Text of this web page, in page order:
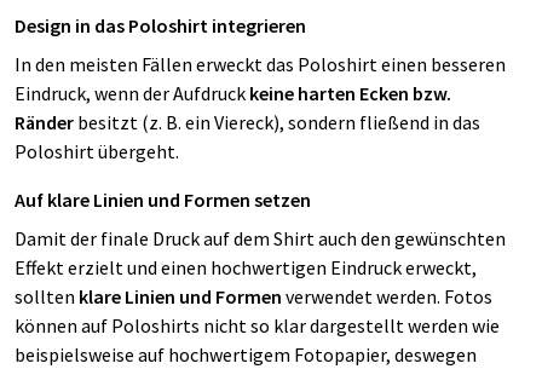
Design in das Poloshirt integrieren
In den meisten Fällen erweckt das Poloshirt einen besseren
Eindruck, wenn der Aufdruck keine harten Ecken bzw.
Ränder besitzt (z. B. ein Viereck), sondern fließend in das
Poloshirt übergeht.
Auf klare Linien und Formen setzen
Damit der finale Druck auf dem Shirt auch den gewünschten
Effekt erzielt und einen hochwertigen Eindruck erweckt,
sollten klare Linien und Formen verwendet werden. Fotos
können auf Poloshirts nicht so klar dargestellt werden wie
beispielsweise auf hochwertigem Fotopapier, deswegen